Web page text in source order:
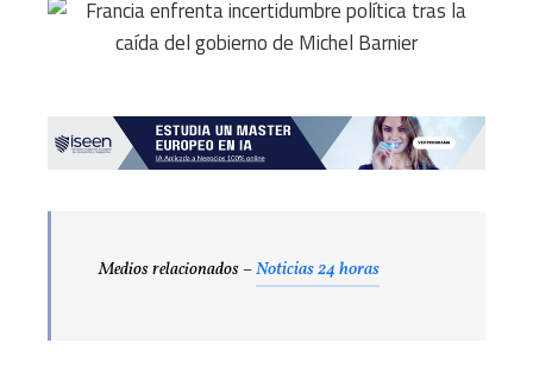
Medios relacionados –Noticias 24 horas